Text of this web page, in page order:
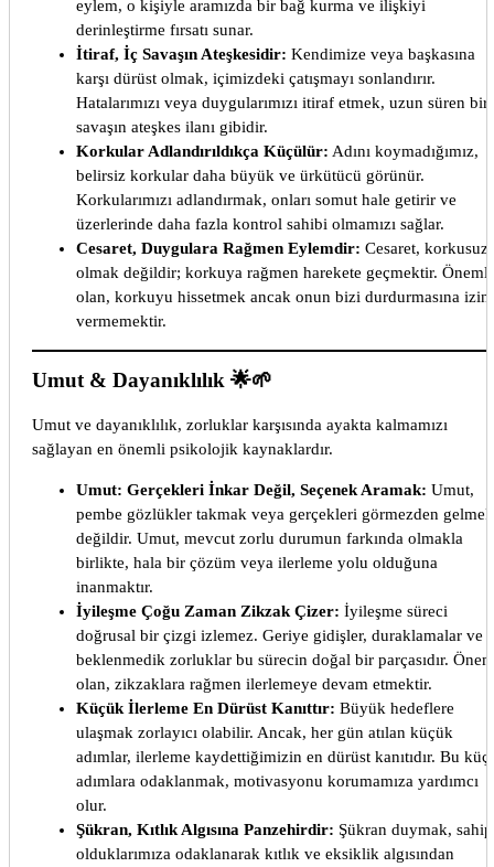
eylem, o kişiyle aramızda bir bağ kurma ve ilişkiyi
derinleştirme fırsatı sunar.
İtiraf, İç Savaşın Ateşkesidir: Kendimize veya başkasına
karşı dürüst olmak, içimizdeki çatışmayı sonlandırır.
Hatalarımızı veya duygularımızı itiraf etmek, uzun süren bir
savaşın ateşkes ilanı gibidir.
Korkular Adlandırıldıkça Küçülür: Adını koymadığımız,
belirsiz korkular daha büyük ve ürkütücü görünür.
Korkularımızı adlandırmak, onları somut hale getirir ve
üzerlerinde daha fazla kontrol sahibi olmamızı sağlar.
Cesaret, Duygulara Rağmen Eylemdir: Cesaret, korkusuz
olmak değildir; korkuya rağmen harekete geçmektir. Önemli
olan, korkuyu hissetmek ancak onun bizi durdurmasına izin
vermemektir.
Umut & Dayanıklılık 🌟🌱
Umut ve dayanıklılık, zorluklar karşısında ayakta kalmamızı
sağlayan en önemli psikolojik kaynaklardır.
Umut: Gerçekleri İnkar Değil, Seçenek Aramak: Umut,
pembe gözlükler takmak veya gerçekleri görmezden gelmek
değildir. Umut, mevcut zorlu durumun farkında olmakla
birlikte, hala bir çözüm veya ilerleme yolu olduğuna
inanmaktır.
İyileşme Çoğu Zaman Zikzak Çizer: İyileşme süreci
doğrusal bir çizgi izlemez. Geriye gidişler, duraklamalar ve
beklenmedik zorluklar bu sürecin doğal bir parçasıdır.
olan, zikzaklara rağmen ilerlemeye devam etmektir.
Küçük İlerleme En Dürüst Kanıttır: Büyük hedeflere
ulaşmak zorlayıcı olabilir. Ancak, her gün atılan küçük
adımlar, ilerleme kaydettiğimizin en dürüst kanıtıdır. Bu
adımlara odaklanmak, motivasyonu korumamıza yardımcı
olur.
Şükran, Kıtlık Algısına Panzehirdir: Şükran duymak, sahip
olduklarımıza odaklanarak kıtlık ve eksiklik algısından